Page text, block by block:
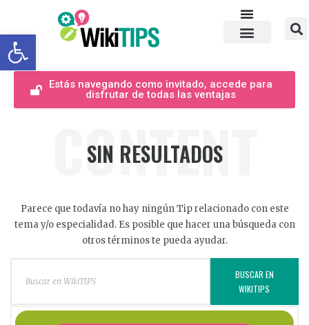
Abrir barra de herramientas
Estás navegando como invitado, accede para
disfrutar de todas las ventajas
CONTENT
SIN RESULTADOS
Parece que todavía no hay ningún Tip relacionado con este
tema y/o especialidad. Es posible que hacer una búsqueda con
otros términos te pueda ayudar.
BUSCAR EN
WIKITIPS